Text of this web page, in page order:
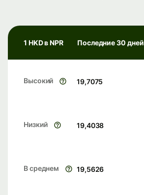
1 HKD в NPR Последние 30 дней
Высокий 19,7075
Низкий 19,4038
В среднем 19,5626